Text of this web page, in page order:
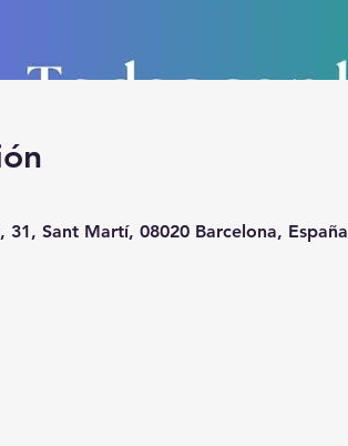
Sant Martí, 08020 Barcelona, España